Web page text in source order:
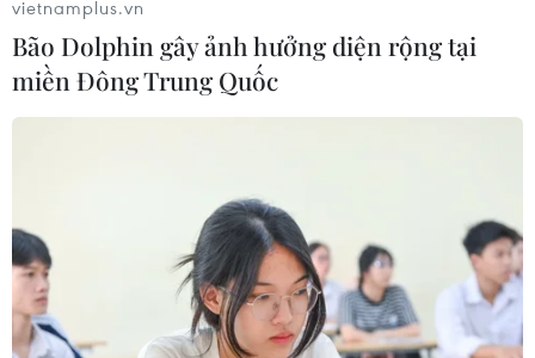
Ô nhiễm không khí ở mức thấp vẫn có thể
đe dọa tới sức khỏe
12/08/2022 10:35
Theo kết quả điều tra dân số của hơn 7 triệu người
Canada từ năm 1981 đến năm 2016, mặc dù có không
vietnamplus.vn
Bão Dolphin gây ảnh hưởng diện rộng tại
miền Đông Trung Quốc